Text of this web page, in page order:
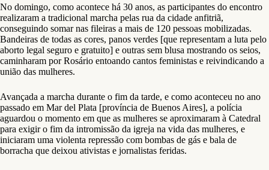
No domingo, como acontece há 30 anos, as participantes do encontro
realizaram a tradicional marcha pelas rua da cidade anfitriã,
conseguindo somar nas fileiras a mais de 120 pessoas mobilizadas.
Bandeiras de todas as cores, panos verdes [que representam a luta pelo
aborto legal seguro e gratuito] e outras sem blusa mostrando os seios,
caminharam por Rosário entoando cantos feministas e reivindicando a
união das mulheres.
Avançada a marcha durante o fim da tarde, e como aconteceu no ano
passado em Mar del Plata [província de Buenos Aires], a polícia
aguardou o momento em que as mulheres se aproximaram à Catedral
para exigir o fim da intromissão da igreja na vida das mulheres, e
iniciaram uma violenta repressão com bombas de gás e bala de
borracha que deixou ativistas e jornalistas feridas.